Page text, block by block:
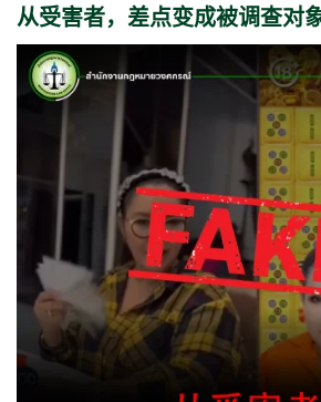
从受害者，差点变成被调查对